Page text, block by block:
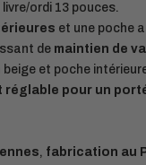
ordi 13 pouces.
et une poche
de maintien de
et poche
réglable pour un
, fabrication au